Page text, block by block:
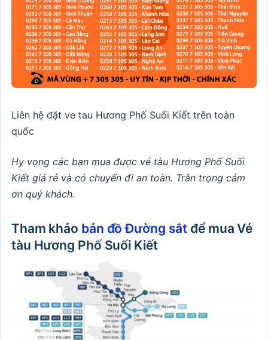
Liên hệ đặt ve tau Hương Phố Suối Kiết trên toàn
quốc
Hy vọng các bạn mua được vé tàu Hương Phố Suối
Kiết giá rẻ và có chuyến đi an toàn. Trân trọng cảm
ơn quý khách.
Tham khảo bản đồ Đường sắt để mua Vé
tàu Hương Phố Suối Kiết